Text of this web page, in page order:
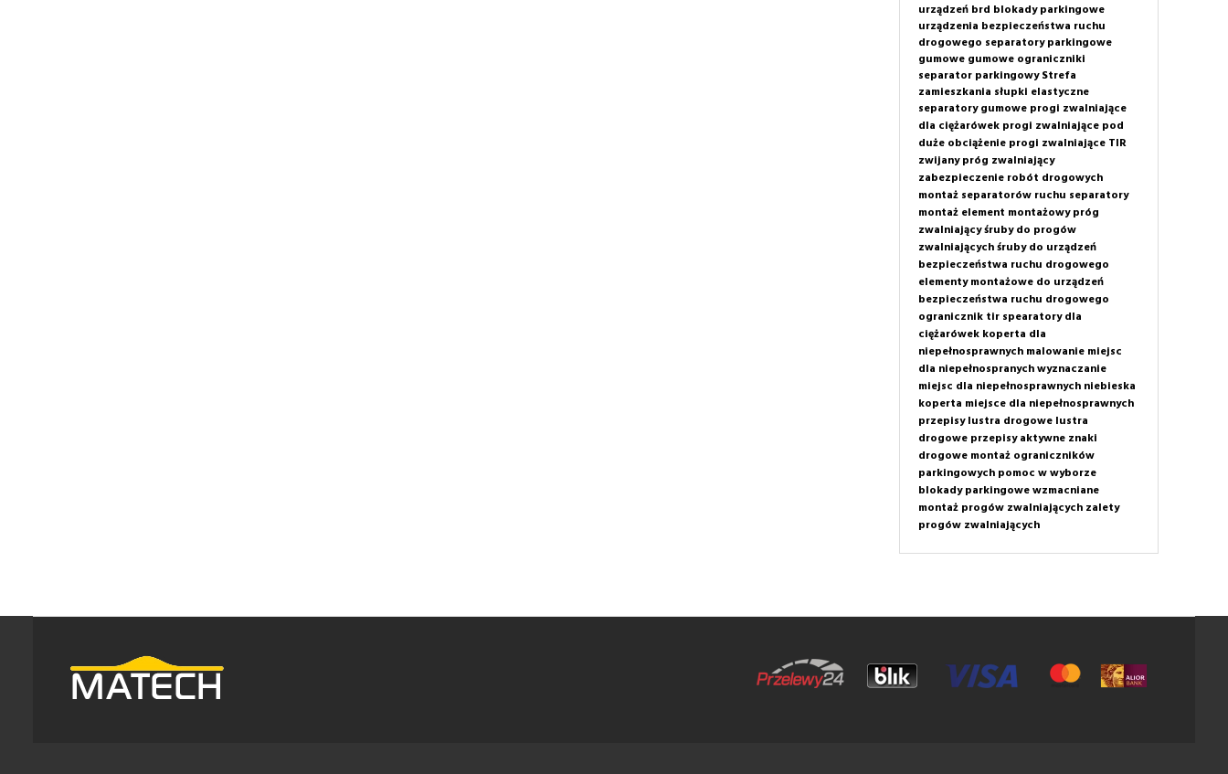
urządzeń brd blokady parkingowe
urządzenia bezpieczeństwa ruchu
drogowego separatory parkingowe
gumowe gumowe ograniczniki
separator parkingowy Strefa
zamieszkania słupki elastyczne
separatory gumowe progi zwalniające
dla ciężarówek progi zwalniające pod
duże obciążenie progi zwalniające TIR
zwijany próg zwalniający
zabezpieczenie robót drogowych
montaż separatorów ruchu separatory
montaż element montażowy próg
zwalniającyśruby do progów
zwalniającychśruby do urządzeń
bezpieczeństwa ruchu drogowego
elementy montażowe do urządzeń
bezpieczeństwa ruchu drogowego
ogranicznik tir spearatory dla
ciężarówek koperta dla
niepełnosprawnych malowanie miejsc
dla niepełnospranychwyznaczanie
miejsc dla niepełnosprawnych niebieska
koperta miejsce dla niepełnosprawnych
przepisy lustra drogowe lustra
drogowe przepisy aktywne znaki
drogowe montaż ograniczników
parkingowych pomoc w wyborze
blokady parkingowe wzmacniane
montaż progów zwalniających zalety
progów zwalniających